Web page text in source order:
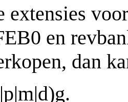
extensies
en
dan